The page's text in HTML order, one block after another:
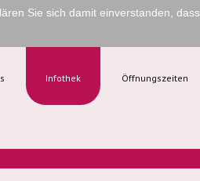
Infothek Öffnungszeiten
Sie sich damit einverstanden,